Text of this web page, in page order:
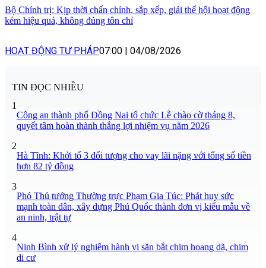
Bộ Chính trị: Kịp thời chấn chỉnh, sắp xếp, giải thể hội hoạt động
kém hiệu quả, không đúng tôn chỉ
HOẠT ĐỘNG TƯ PHÁP07:00 04/08/2026
TIN ĐỌC NHIỀU
1
Công an thành phố Đồng Nai tổ chức Lễ chào cờ tháng 8,
quyết tâm hoàn thành thắng lợi nhiệm vụ năm 2026
2
Hà Tĩnh: Khởi tố 3 đối tượng cho vay lãi nặng với tổng số tiền
hơn 82 tỷ đồng
3
Phó Thủ tướng Thường trực Phạm Gia Túc: Phát huy sức
mạnh toàn dân, xây dựng Phú Quốc thành đơn vị kiểu mẫu về
an ninh, trật tự
4
Ninh Bình xử lý nghiêm hành vi săn bắt chim hoang dã, chim
di cư